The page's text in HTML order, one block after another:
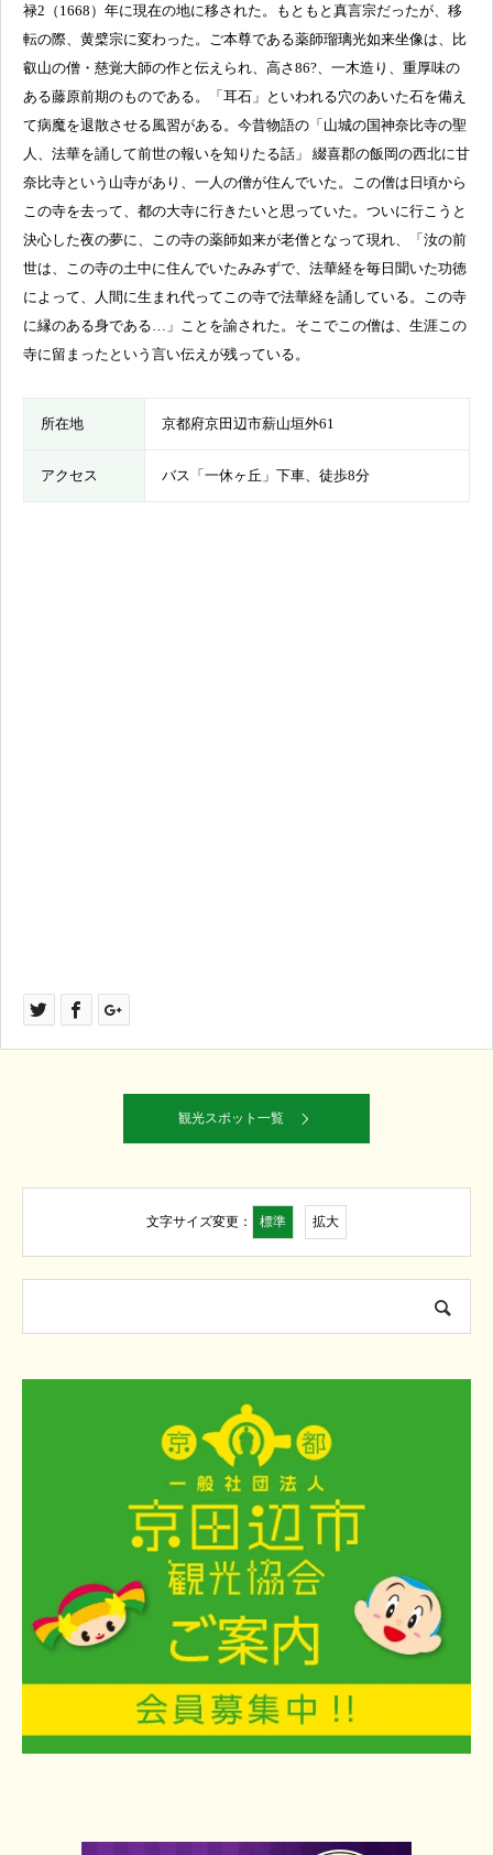
禄2（1668）年に現在の地に移された。もともと真言宗だったが、移
転の際、黄檗宗に変わった。ご本尊である薬師瑠璃光如来坐像は、比
叡山の僧・慈覚大師の作と伝えられ、高さ86?、一木造り、重厚味の
ある藤原前期のものである。「耳石」といわれる穴のあいた石を備え
て病魔を退散させる風習がある。今昔物語の「山城の国神奈比寺の聖
人、法華を誦して前世の報いを知りたる話」 綴喜郡の飯岡の西北に甘
奈比寺という山寺があり、一人の僧が住んでいた。この僧は日頃から
この寺を去って、都の大寺に行きたいと思っていた。ついに行こうと
決心した夜の夢に、この寺の薬師如来が老僧となって現れ、「汝の前
世は、この寺の土中に住んでいたみみずで、法華経を毎日聞いた功徳
によって、人間に生まれ代ってこの寺で法華経を誦している。この寺
に縁のある身である…」ことを諭された。そこでこの僧は、生涯この
寺に留まったという言い伝えが残っている。
所在地 京都府京田辺市薪山垣外61
アクセス バス「一休ヶ丘」下車、徒歩8分
観光スポット一覧
文字サイズ変更： 標準 拡大